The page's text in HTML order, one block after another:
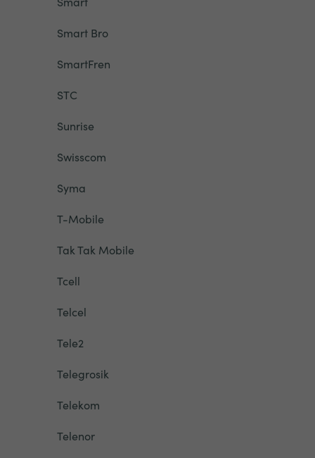
Smart Bro
SmartFren
STC
Sunrise
Swisscom
Syma
T-Mobile
Tak Tak Mobile
Tcell
Telcel
Tele2
Telegrosik
Telekom
Telenor